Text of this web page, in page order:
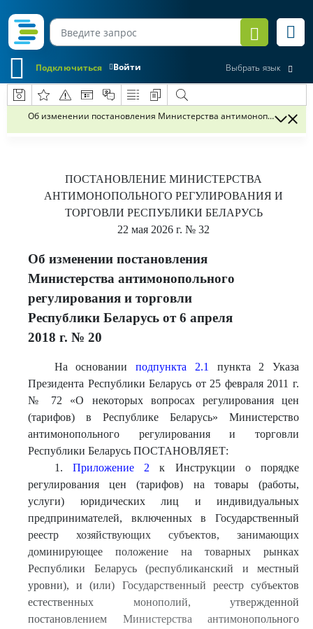
Войти
Подключиться Выбрать язык
Об изменении постановления Министерства антимонопольного
ПОСТАНОВЛЕНИЕ МИНИСТЕРСТВА
АНТИМОНОПОЛЬНОГО РЕГУЛИРОВАНИЯ И
ТОРГОВЛИ РЕСПУБЛИКИ БЕЛАРУСЬ
22 мая 2026 г. № 32
Об изменении постановления
Министерства антимонопольного
регулирования и торговли
Республики Беларусь от 6 апреля
2018 г. № 20
На основанииподпункта 2.1
пункта 2 Указа
Президента Республики Беларусь от 25 февраля 2011 г.
№ 72 «О некоторых вопросах регулирования цен
(тарифов) в Республике Беларусь» Министерство
антимонопольного регулирования и торговли
Республики Беларусь ПОСТАНОВЛЯЕТ:
1. Приложение 2 к Инструкции о порядке
регулирования цен (тарифов) на товары (работы,
услуги) юридических лиц и индивидуальных
предпринимателей, включенных в Государственный
реестр хозяйствующих субъектов, занимающих
доминирующее положение на товарных рынках
Республики Беларусь (республиканский и местный
уровни), и (или) Государственный реестр субъектов
естественных монополий, утвержденной
постановлением Министерства антимонопольного